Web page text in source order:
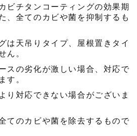
ビチタンコーティングの効果期
、全てのカビや菌を抑制するも
は天吊りタイプ、屋根置きタイ
ん。
スの劣化が激しい場合、対応で
す。
り対応できない場合がございま
てのカビや菌を除去するもので